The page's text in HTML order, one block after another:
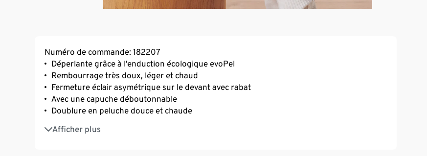
Numéro de commande: 182207
Déperlante grâce à l’enduction écologique evoPel
Rembourrage très doux, léger et chaud
Fermeture éclair asymétrique sur le devant avec rabat
Avec une capuche déboutonnable
Doublure en peluche douce et chaude
Afficher plus
We care for you